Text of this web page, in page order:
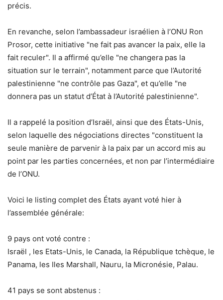
précis.
En revanche, selon l’ambassadeur israélien à l’ONU Ron
Prosor, cette initiative "ne fait pas avancer la paix, elle la
fait reculer". Il a affirmé qu’elle "ne changera pas la
situation sur le terrain", notamment parce que l’Autorité
palestinienne "ne contrôle pas Gaza", et qu’elle "ne
donnera pas un statut d’État à l’Autorité palestinienne".
Il a rappelé la position d’Israël, ainsi que des États-Unis,
selon laquelle des négociations directes "constituent la
seule manière de parvenir à la paix par un accord mis au
point par les parties concernées, et non par l’intermédiaire
de l’ONU.
Voici le listing complet des États ayant voté hier à
l’assemblée générale:
9 pays ont voté contre :
Israël , les Etats-Unis, le Canada, la République tchèque, le
Panama, les Iles Marshall, Nauru, la Micronésie, Palau.
41 pays se sont abstenus :